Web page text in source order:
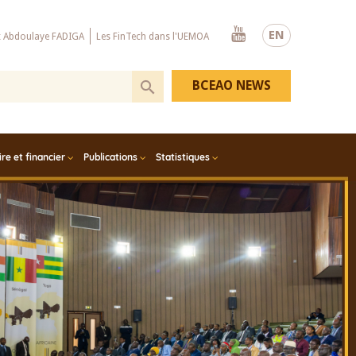
EN
Abdoulaye FADIGA Les FinTech dans l'UEMOA
Youtube
et financier Publications Statistiques
BCEAO NEWS